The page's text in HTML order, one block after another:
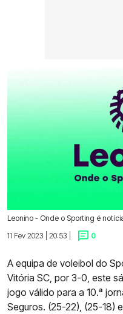
Leonino - Onde o Sporting é
11 Fev 2023 | 20:53 |
0
A equipa de voleibol do
Vitória SC, por 3-0, este
jogo válido para a 10.ª
Seguros. (25-22), (25-18)